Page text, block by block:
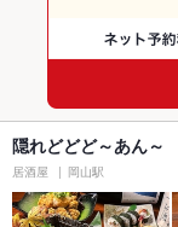
隠れどどど～あん～
居酒屋 岡山駅